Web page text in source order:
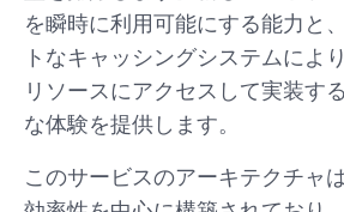
を瞬時に利用可能にする能力と
トなキャッシングシステムによ
リソースにアクセスして実装す
な体験を提供します。
このサービスのアーキテクチャ